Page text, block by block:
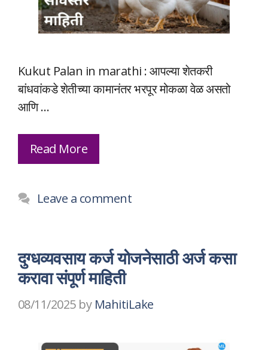
Kukut Palan in marathi : आपल्या शेतकरी
बांधवांकडे शेतीच्या कामानंतर भरपूर मोकळा वेळ असतो
आणि …
Read More
Leave a comment
दुग्धव्यवसाय कर्ज योजनेसाठी अर्ज कसा
करावा संपूर्ण माहिती
08/11/2025 by MahitiLake